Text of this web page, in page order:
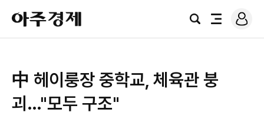
아
주
경
검
전
로
그
中 헤이룽장 중학교, 체육관 붕
괴…"모두 구조"